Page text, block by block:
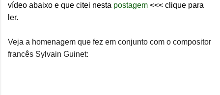
vídeo abaixo e que citei nesta postagem <<< clique para
ler.
Veja a homenagem que fez em conjunto com o compositor
francês Sylvain Guinet: